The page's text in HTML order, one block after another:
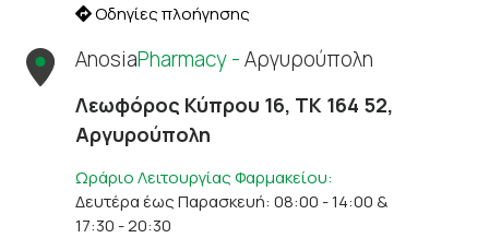
Οδηγίες πλοήγησης
AnosiaPharmacy -Αργυρούπολη
Λεωφόρος Κύπρου 16, ΤΚ 164 52,
Αργυρούπολη
Ωράριο Λειτουργίας Φαρμακείου:
Δευτέρα έως Παρασκευή: 08:00 - 14:00 &
17:30 - 20:30